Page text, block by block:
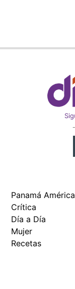
Panamá América
Crítica
Día a Día
Mujer
Recetas